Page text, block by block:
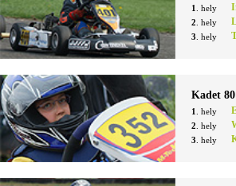
1 . hely
2 . hely
3 . hely
Kadet 80
1 . hely
2 . hely
3 . hely